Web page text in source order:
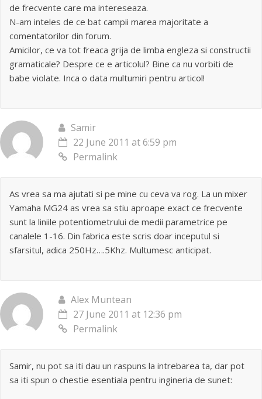
de frecvente care ma intereseaza.
N-am inteles de ce bat campii marea majoritate a
comentatorilor din forum.
Amicilor, ce va tot freaca grija de limba engleza si constructii
gramaticale? Despre ce e articolul? Bine ca nu vorbiti de
babe violate. Inca o data multumiri pentru articol!
Samir
22 June 2011 at 6:59 pm
Permalink
As vrea sa ma ajutati si pe mine cu ceva va rog. La un mixer
Yamaha MG24 as vrea sa stiu aproape exact ce frecvente
sunt la liniile potentiometrului de medii parametrice pe
canalele 1-16. Din fabrica este scris doar inceputul si
sfarsitul, adica 250Hz….5Khz. Multumesc anticipat.
Alex Muntean
27 June 2011 at 12:36 pm
Permalink
Samir, nu pot sa iti dau un raspuns la intrebarea ta, dar pot
sa iti spun o chestie esentiala pentru ingineria de sunet: